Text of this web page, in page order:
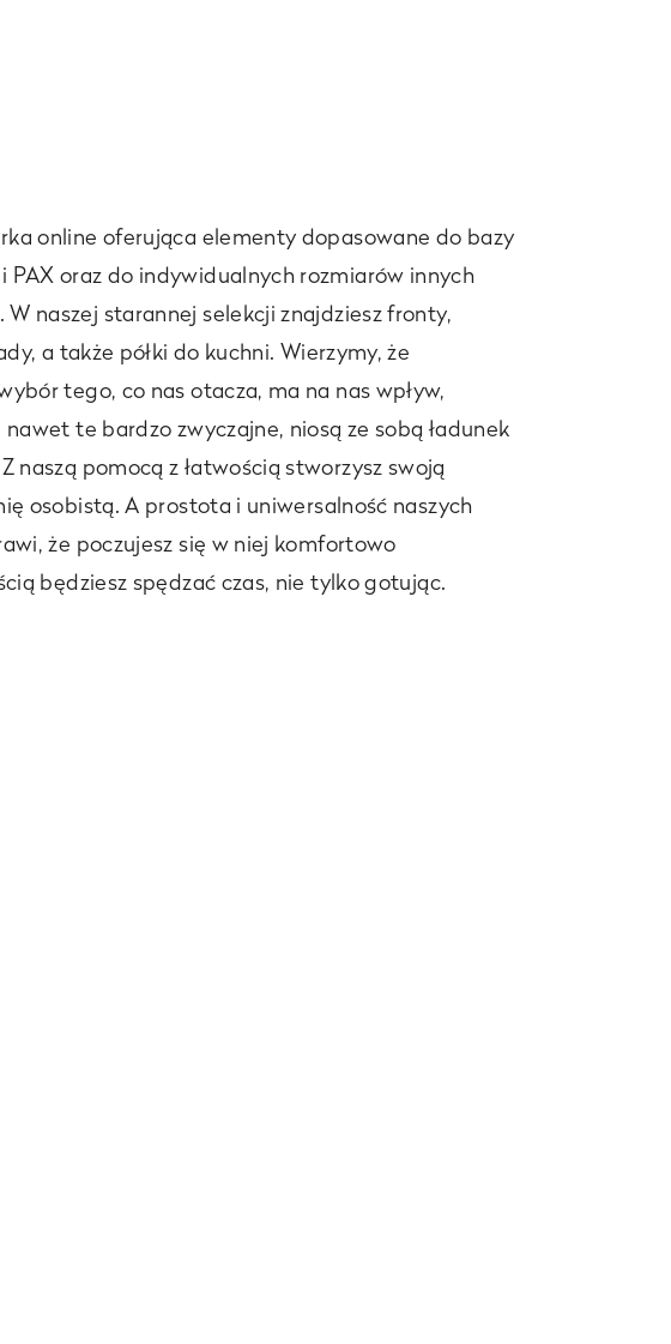
online oferująca elementy dopasowane do bazy
i PAX oraz do indywidualnych rozmiarów innych
W naszej starannej selekcji znajdziesz fronty,
a także półki do kuchni. Wierzymy, że
tego, co nas otacza, ma na nas wpływ,
te bardzo zwyczajne, niosą ze sobą ładunek
naszą pomocą z łatwością stworzysz swoją
osobistą. A prostota i uniwersalność naszych
że poczujesz się w niej komfortowo
będziesz spędzać czas, nie tylko gotując.